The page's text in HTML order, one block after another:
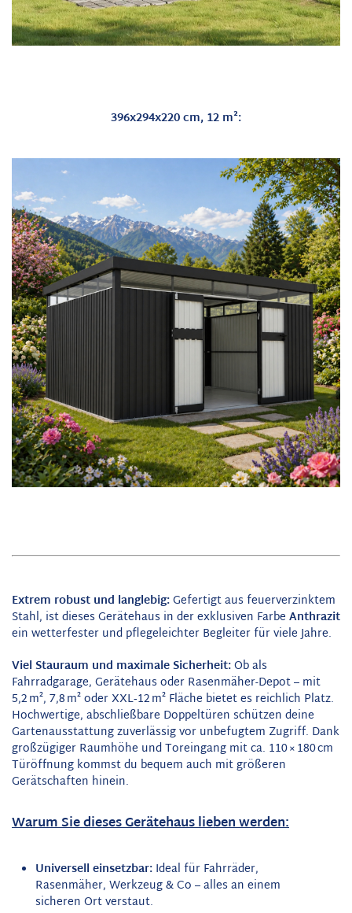
396x294x220 cm, 12 m²:
Extrem robust und langlebig:Gefertigt aus feuerverzinktem
Stahl, ist dieses Gerätehaus in der exklusiven Farbe Anthrazit
ein wetterfester und pflegeleichter Begleiter für viele Jahre.
Viel Stauraum und maximale Sicherheit:Ob als
Fahrradgarage, Gerätehaus oder Rasenmäher-Depot – mit
5,2 m², 7,8 m² oder XXL‑12 m² Fläche bietet es reichlich Platz.
Hochwertige, abschließbare Doppeltüren schützen deine
Gartenausstattung zuverlässig vor unbefugtem Zugriff. Dank
großzügiger Raumhöhe und Toreingang mit ca. 110 × 180 cm
Türöffnung kommst du bequem auch mit größeren
Gerätschaften hinein.
Warum Sie dieses Gerätehaus lieben werden:
Universell einsetzbar: Ideal für Fahrräder,
Rasenmäher, Werkzeug & Co – alles an einem
sicheren Ort verstaut.